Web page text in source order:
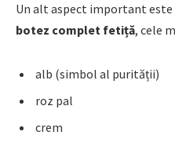
Un alt aspect important este
botez complet fetiță, cele
alb (simbol al purității)
roz pal
crem